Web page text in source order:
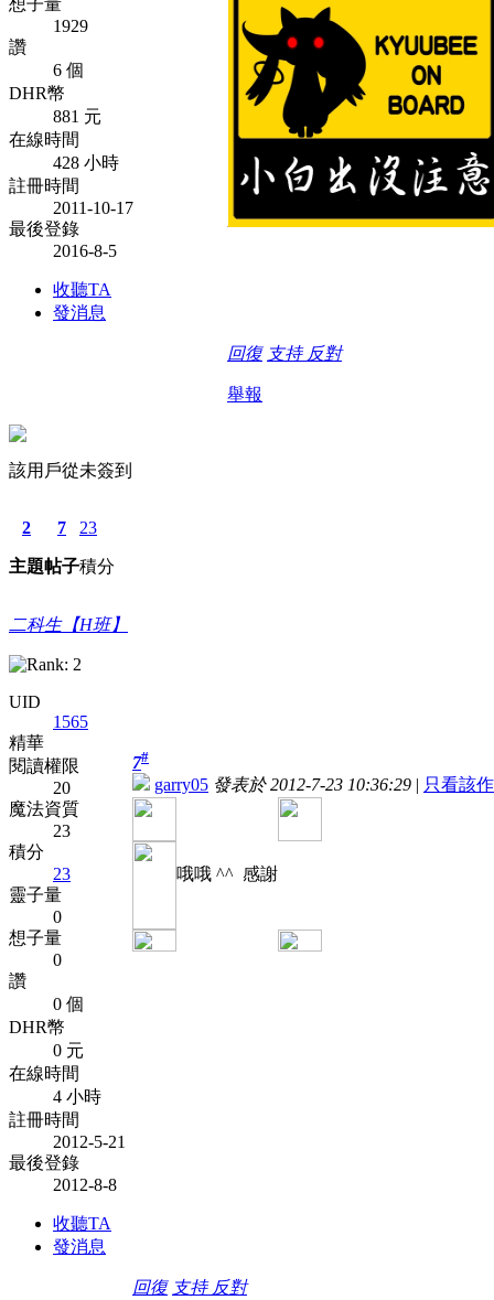
1929
讚
6 個
DHR幣
881 元
在線時間
428 小時
註冊時間
2011-10-17
最後登錄
2016-8-5
收聽TA
發消息
回復 支持 反對
舉報
該用戶從未簽到
2
主題
7
帖子
23
積分
二科生【H班】
UID
1565
精華
閱讀權限
20
魔法資質
23
積分
23
靈子量
0
想子量
0
讚
0 個
DHR幣
0 元
在線時間
4 小時
註冊時間
2012-5-21
最後登錄
2012-8-8
收聽TA
發消息
7#
garry05 發表於 2012-7-23 10:36:29 | 只看該
哦哦 ^^ 感謝
回復 支持 反對